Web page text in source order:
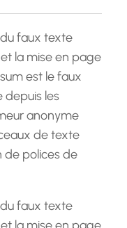
faux texte
la mise en page
est le faux
depuis les
anonyme
de texte
de polices de
faux texte